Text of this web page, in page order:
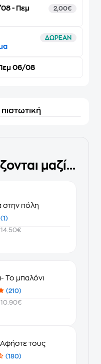
- Πεμ
2,00€
ΔΩΡΕΑΝ
06/08
μαζί...
στην πόλη
(1)
14.50€
Το μπαλόνι
(210)
10.90€
τους
(180)